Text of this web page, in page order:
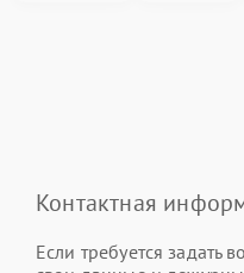
Контактная
Если требуется задать